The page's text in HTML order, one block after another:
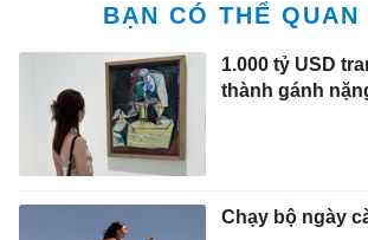
BẠN CÓ THỂ QUAN
1.000 tỷ USD
thành gánh
Chạy bộ ngày